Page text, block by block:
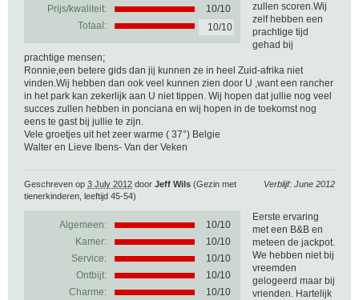
Prijs/kwaliteit:
10/10
Totaal:
10/10
zullen scoren.Wij
zelf hebben een
prachtige tijd
gehad bij
prachtige mensen;
Ronnie,een betere gids dan jij kunnen ze in heel Zuid-afrika niet
vinden.Wij hebben dan ook veel kunnen zien door U ,want een rancher
in het park kan zekerlijk aan U niet tippen. Wij hopen dat jullie nog veel
succes zullen hebben in ponciana en wij hopen in de toekomst nog
eens te gast bij jullie te zijn.
Vele groetjes uit het zeer warme ( 37°) Belgie
Walter en Lieve Ibens- Van der Veken
Verblijf: June 2012
Geschreven op 3 July 2012 door Jeff Wils (Gezin met
tienerkinderen, leeftijd 45-54)
Algemeen: 10/10
Kamer:
10/10
Service:
10/10
Ontbijt:
10/10
Charme:
10/10
Eerste ervaring
met een B&B en
meteen de jackpot.
We hebben niet bij
vreemden
gelogeerd maar bij
vrienden. Hartelijk